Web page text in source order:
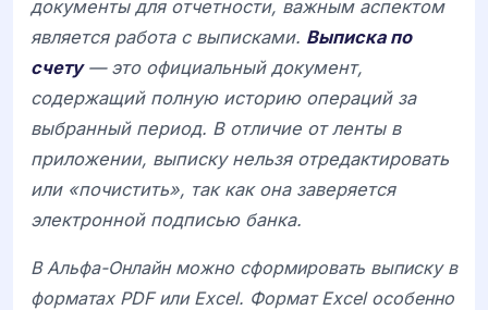
документы для отчетности, важным аспектом
является работа с выписками. Выписка по
счету— это официальный документ,
содержащий полную историю операций за
выбранный период. В отличие от ленты в
приложении, выписку нельзя отредактировать
или «почистить», так как она заверяется
электронной подписью банка.
В Альфа-Онлайн можно сформировать выписку в
форматах PDF или Excel. Формат Excel особенно